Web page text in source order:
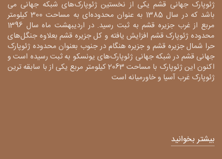
ژئوپارک جهانی قشم یکی از نخستین ژئوپارک‌های شبکه جهانی می
باشد که در سال 1385 به عنوان محدوده‌ای به مساحت 300 کیلومتر
مربع از غرب جزیره قشم به ثبت رسید. در اردیبهشت ماه سال 1396
محدوده ژئوپارک قشم افزایش یافته و کل جزیره قشم بعلاوه جنگل‌های
حرا شمال جزیره قشم و جزیره هنگام در جنوب بعنوان محدوده ژئوپارک
جهانی قشم در شبکه جهانی ژئوپارک‌های یونسکو به ثبت رسیده است و
اکنون این ژئوپارک با مساحت 2063 کیلومتر مربع یکی از با سابقه ترین
ژئوپارک غرب آسیا و خاورمیانه است
بیشتر بخوانید